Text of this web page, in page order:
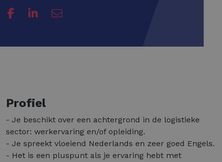
Profiel
- Je beschikt over een achtergrond in de logistieke
sector: werkervaring en/of opleiding.
- Je spreekt vloeiend Nederlands en zeer goed Engels.
- Het is een pluspunt als je ervaring hebt met